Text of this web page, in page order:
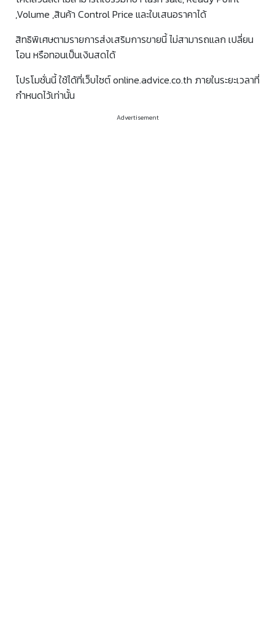
,Volume ,สินค้า Control Price และใบเสนอราคาได้
สิทธิพิเศษตามรายการส่งเสริมการขายนี้ ไม่สามารถแลก เปลี่ยน
โอน หรือทอนเป็นเงินสดได้
โปรโมชั่นนี้ ใช้ได้ที่เว็บไซต์ online.advice.co.th ภายในระยะเวลาที่
กำหนดไว้เท่านั้น
Advertisement